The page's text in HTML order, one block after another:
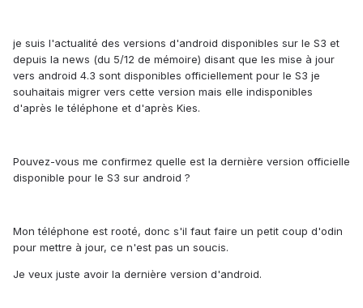
je suis l'actualité des versions d'android disponibles sur le S3 et
depuis la news (du 5/12 de mémoire) disant que les mise à jour
vers android 4.3 sont disponibles officiellement pour le S3 je
souhaitais migrer vers cette version mais elle indisponibles
d'après le téléphone et d'après Kies.
Pouvez-vous me confirmez quelle est la dernière version officielle
disponible pour le S3 sur android ?
Mon téléphone est rooté, donc s'il faut faire un petit coup d'odin
pour mettre à jour, ce n'est pas un soucis.
Je veux juste avoir la dernière version d'android.